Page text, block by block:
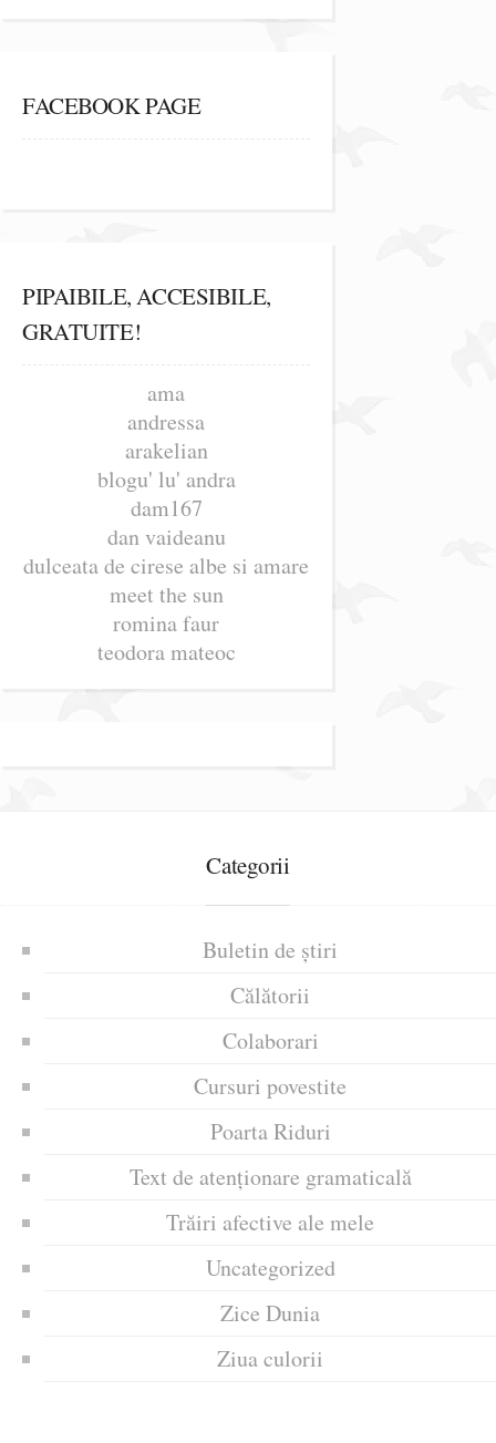
FACEBOOK PAGE
PIPAIBILE, ACCESIBILE,
GRATUITE!
ama
andressa
arakelian
blogu' lu' andra
dam167
dan vaideanu
dulceata de cirese albe si amare
meet the sun
romina faur
teodora mateoc
Categorii
Buletin de știri
Călătorii
Colaborari
Cursuri povestite
Poarta Riduri
Text de atenționare gramaticală
Trăiri afective ale mele
Uncategorized
Zice Dunia
Ziua culorii